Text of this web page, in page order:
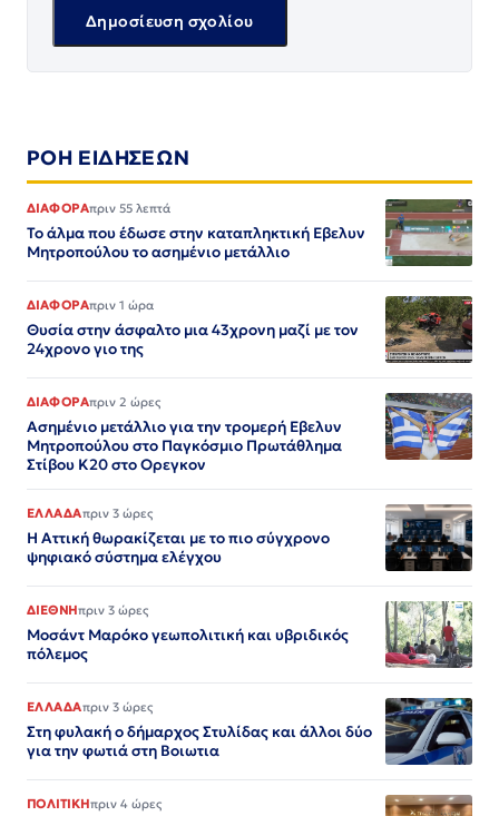
ΡΟΗ ΕΙΔΗΣΕΩΝ
ΔΙΑΦΟΡΑπριν 55 λεπτά
Το άλμα που έδωσε στην καταπληκτική Εβελυν
Μητροπούλου το ασημένιο μετάλλιο
ΔΙΑΦΟΡΑπριν 1 ώρα
Θυσία στην άσφαλτο μια 43χρονη μαζί με τον
24χρονο γιο της
ΔΙΑΦΟΡΑπριν 2 ώρες
Ασημένιο μετάλλιο για την τρομερή Εβελυν
Μητροπούλου στο Παγκόσμιο Πρωτάθλημα
Στίβου Κ20 στο Ορεγκον
ΕΛΛΑΔΑπριν 3 ώρες
Η Αττική θωρακίζεται με το πιο σύγχρονο
ψηφιακό σύστημα ελέγχου
ΔΙΕΘΝΗπριν 3 ώρες
Μοσάντ Μαρόκο γεωπολιτική και υβριδικός
πόλεμος
ΕΛΛΑΔΑπριν 3 ώρες
Στη φυλακή ο δήμαρχος Στυλίδας και άλλοι δύο
για την φωτιά στη Βοιωτια
ΠΟΛΙΤΙΚΗπριν 4 ώρες